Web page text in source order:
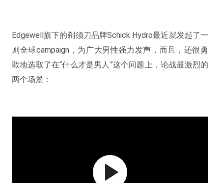
Edgewell旗下的剃须刀品牌Schick Hydro最近就发起了一
则全球campaign，为广大男性强力发声，而且，还很勇
敢地选取了在“什么才是男人”这个问题上，论战最激烈的
两个场景：